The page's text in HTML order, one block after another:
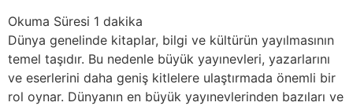
Dünya genelinde kitaplar, bilgi ve kültürün yayılmasının
temel taşıdır. Bu nedenle büyük yayınevleri, yazarlarını
ve eserlerini daha geniş kitlelere ulaştırmada önemli bir
rol oynar. Dünyanın en büyük yayınevlerinden bazıları ve